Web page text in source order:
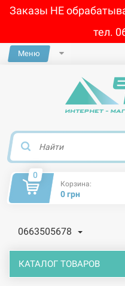
Заказы НЕ
тел.
Меню
0
Корзина:
0 грн
0663505678
КАТАЛОГ ТОВАРОВ